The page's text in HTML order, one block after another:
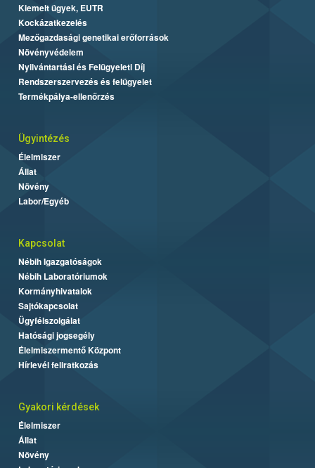
Kiemelt ügyek, EUTR
Kockázatkezelés
Mezőgazdasági genetikai erőforrások
Növényvédelem
Nyilvántartási és Felügyeleti Díj
Rendszerszervezés és felügyelet
Termékpálya-ellenőrzés
Ügyintézés
Élelmiszer
Állat
Növény
Labor/Egyéb
Kapcsolat
Nébih Igazgatóságok
Nébih Laboratóriumok
Kormányhivatalok
Sajtókapcsolat
Ügyfélszolgálat
Hatósági jogsegély
Élelmiszermentő Központ
Hírlevél feliratkozás
Gyakori kérdések
Élelmiszer
Állat
Növény